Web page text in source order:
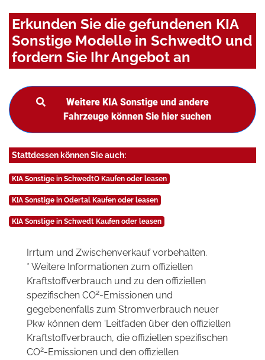
Erkunden Sie die gefundenen KIA
Sonstige Modelle in SchwedtO und
fordern Sie Ihr Angebot an
Weitere KIA Sonstige und andere
Fahrzeuge können Sie hier suchen
Stattdessen können Sie auch:
KIA Sonstige in SchwedtO Kaufen oder leasen
KIA Sonstige in Odertal Kaufen oder leasen
KIA Sonstige in Schwedt Kaufen oder leasen
Irrtum und Zwischenverkauf vorbehalten.
* Weitere Informationen zum offiziellen
Kraftstoffverbrauch und zu den offiziellen
spezifischen CO2-Emissionen und
gegebenenfalls zum Stromverbrauch neuer
Pkw können dem 'Leitfaden über den offiziellen
Kraftstoffverbrauch, die offiziellen spezifischen
CO2-Emissionen und den offiziellen